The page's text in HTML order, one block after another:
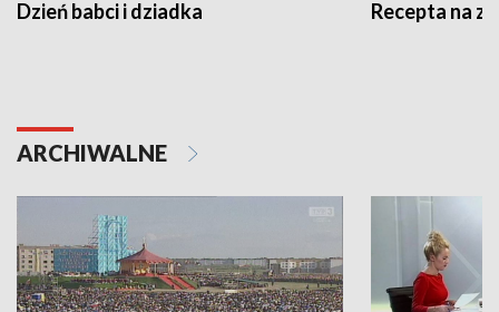
Dzień babci i dziadka Recepta na
ARCHIWALNE